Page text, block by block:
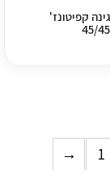
קפיטונז'
→ 1